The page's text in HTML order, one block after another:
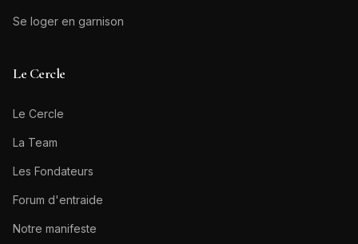
Se loger en garnison
Le Cercle
Le Cercle
La Team
Les Fondateurs
Forum d'entraide
Notre manifeste